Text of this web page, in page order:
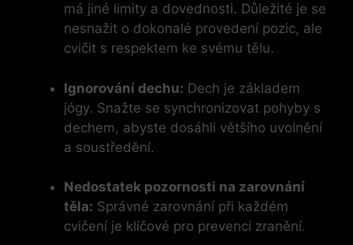
má⁣ jiné limity a dovednosti. Důležité​ je se
nesnažit o dokonalé provedení ​pozic, ale
⁣cvičit ​s respektem ‌ke svému tělu.
Ignorování dechu: Dech ⁣je základem
jógy. Snažte se ‌synchronizovat pohyby s
dechem, abyste⁣ dosáhli většího ⁣uvolnění
a soustředění.
Nedostatek pozornosti ⁤na zarovnání
⁣těla: Správné⁤ zarovnání‍ při‌ každém
cvičení je klíčové pro prevenci⁣ zranění.